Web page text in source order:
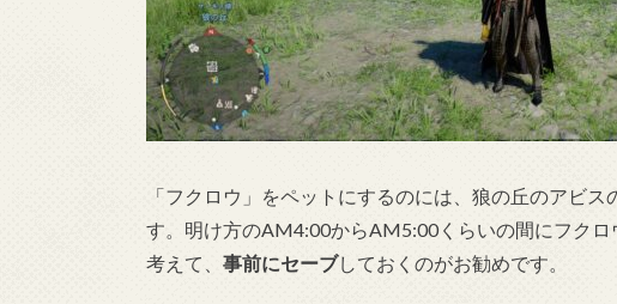
「フクロウ」をペットにするのには、狼の丘のアビ
す。明け方のAM4:00からAM5:00くらいの間にフク
考えて、 事前にセーブしておくのがお勧めです。